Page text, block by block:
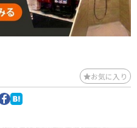
お気に入り